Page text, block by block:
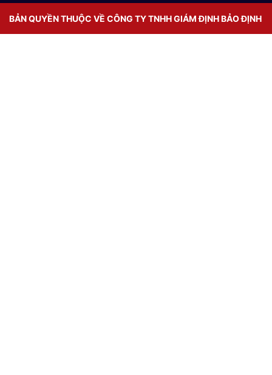
BẢN QUYỀN THUỘC VỀ CÔNG TY TNHH GIÁM ĐỊNH BẢO ĐỊNH